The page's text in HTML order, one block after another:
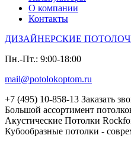
О компании
Контакты
ДИЗАЙНЕРСКИЕ
Пн.-Пт.: 9:00-18:00
mail@potolokoptom.ru
+7 (‎495) 10-858-13 Заказать
Большой ассортимент
Акустические Потолки
Кубообразные потолки -